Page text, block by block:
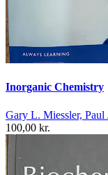
Inorganic Chemistry
Gary L. Miessler,
100,00 kr.